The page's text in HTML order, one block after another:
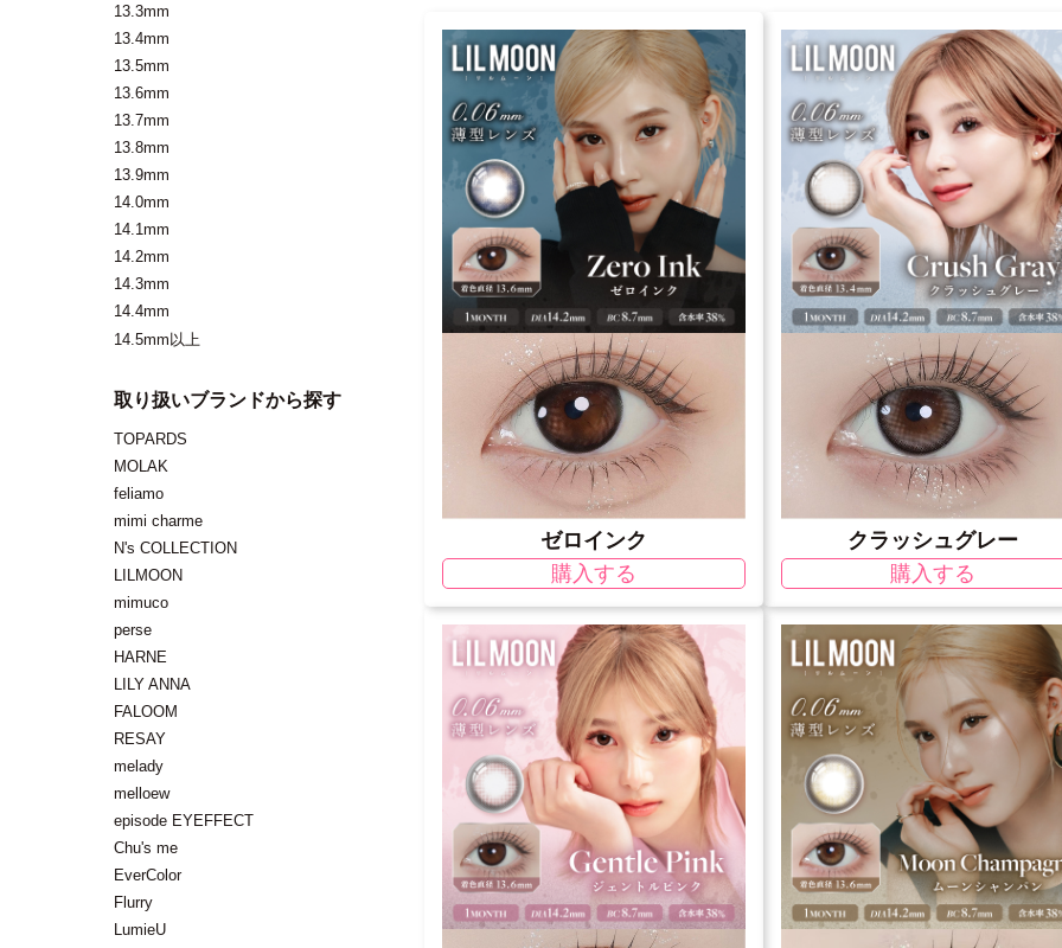
13.3mm
13.4mm
13.5mm
13.6mm
13.7mm
13.8mm
13.9mm
14.0mm
14.1mm
14.2mm
14.3mm
14.4mm
14.5mm以上
取り扱いブランドから探す
TOPARDS
MOLAK
feliamo
mimi charme
N's COLLECTION
LILMOON
mimuco
perse
HARNE
LILY ANNA
FALOOM
RESAY
melady
melloew
episode EYEFFECT
Chu's me
EverColor
Flurry
LumieU
ゼロインク
購入する
クラッシュグレー
購入する